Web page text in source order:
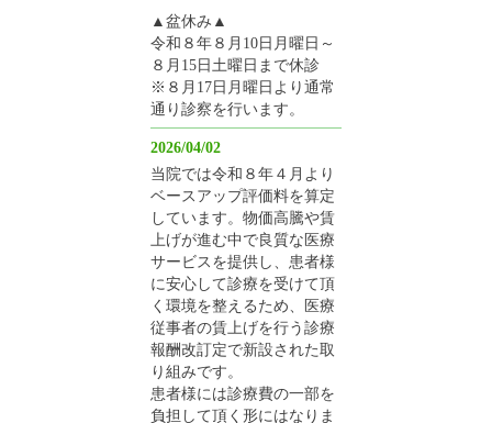
▲盆休み▲
令和８年８月10日月曜日～
８月15日土曜日まで休診
※８月17日月曜日より通常
通り診察を行います。
2026/04/02
当院では令和８年４月より
ベースアップ評価料を算定
しています。物価高騰や賃
上げが進む中で良質な医療
サービスを提供し、患者様
に安心して診療を受けて頂
く環境を整えるため、医療
従事者の賃上げを行う診療
報酬改訂定で新設された取
り組みです。
患者様には診療費の一部を
負担して頂く形にはなりま